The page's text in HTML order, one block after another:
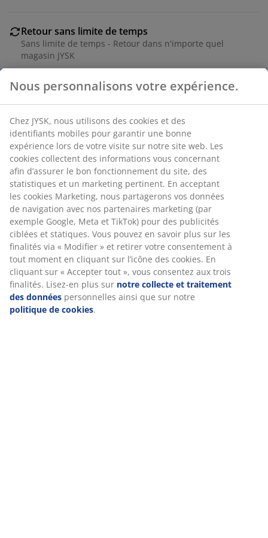
Retour sans limite de temps
Sans limite de temps - Retour dans n'importe quel
magasin JYSK
Garantie de prix de 30 jours sur tous nos articles
Options de livraison flexibles
Livraison facile et rapide
RÉFÉRENCE: 3600628
Instruction de montage
Caractéristiques
Notes
158)
Nous personnalisons votre expérience.
Chez JYSK, nous utilisons des cookies et des
identifiants mobiles pour garantir une bonne
expérience lors de votre visite sur notre site web. Les
cookies collectent des informations vous concernant
afin d’assurer le bon fonctionnement du site, des
statistiques et un marketing pertinent. En acceptant
les cookies Marketing, nous partagerons vos données
de navigation avec nos partenaires marketing (par
exemple Google, Meta et TikTok) pour des publicités
ciblées et statiques. Vous pouvez en savoir plus sur les
finalités via « Modifier » et retirer votre consentement à
tout moment en cliquant sur l’icône des cookies. En
cliquant sur « Accepter tout », vous consentez aux trois
finalités. Lisez-en plus sur notre collecte et traitement
des données personnelles ainsi que sur notre
politique de cookies.